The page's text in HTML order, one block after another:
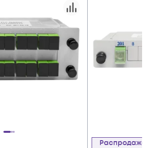
Распродажа